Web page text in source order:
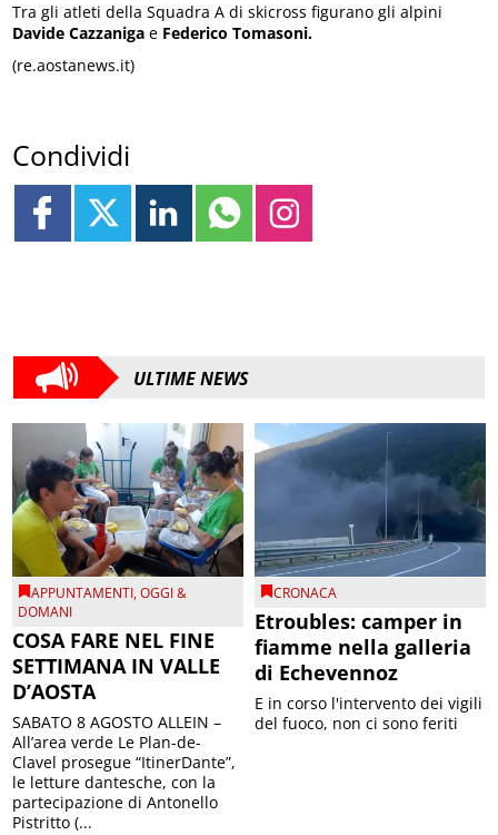
Tra gli atleti della Squadra A di skicross figurano gli alpini
Davide Cazzaniga e Federico Tomasoni.
(re.aostanews.it)
Condividi
ULTIME NEWS
APPUNTAMENTI,OGGI &
DOMANI
COSA FARE NEL FINE
SETTIMANA IN VALLE
D’AOSTA
SABATO 8 AGOSTO ALLEIN –
All’area verde Le Plan-de-
Clavel prosegue “ItinerDante”,
le letture dantesche, con la
partecipazione di Antonello
Pistritto (...
CRONACA
Etroubles: camper in
fiamme nella galleria
di Echevennoz
E in corso l'intervento dei vigili
del fuoco, non ci sono feriti